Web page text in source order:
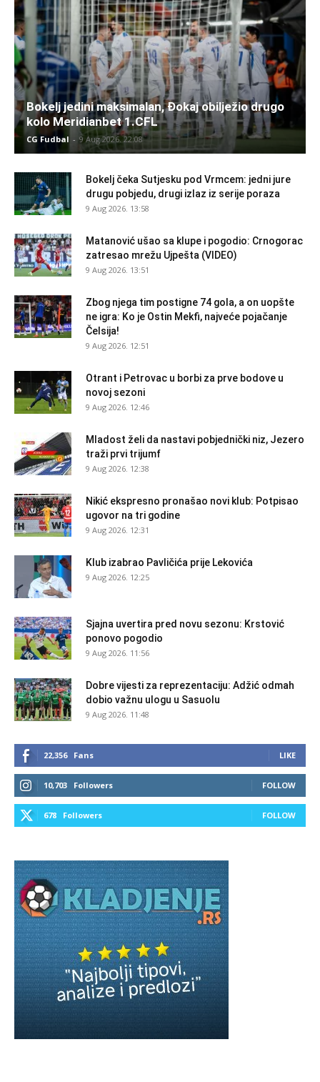
Bokelj jedini maksimalan, Đokaj obilježio drugo
kolo Meridianbet 1.CFL
CG Fudbal - 9 Aug 2026. 22:08
Bokelj čeka Sutjesku pod Vrmcem: jedni jure
drugu pobjedu, drugi izlaz iz serije poraza
9 Aug 2026. 13:58
Matanović ušao sa klupe i pogodio: Crnogorac
zatresao mrežu Ujpešta (VIDEO)
9 Aug 2026. 13:51
Zbog njega tim postigne 74 gola, a on uopšte
ne igra: Ko je Ostin Mekfi, najveće pojačanje
Čelsija!
9 Aug 2026. 12:51
Otrant i Petrovac u borbi za prve bodove u
novoj sezoni
9 Aug 2026. 12:46
Mladost želi da nastavi pobjednički niz, Jezero
traži prvi trijumf
9 Aug 2026. 12:38
Nikić ekspresno pronašao novi klub: Potpisao
ugovor na tri godine
9 Aug 2026. 12:31
Klub izabrao Pavličića prije Lekovića
9 Aug 2026. 12:25
Sjajna uvertira pred novu sezonu: Krstović
ponovo pogodio
9 Aug 2026. 11:56
Dobre vijesti za reprezentaciju: Adžić odmah
dobio važnu ulogu u Sasuolu
9 Aug 2026. 11:48
22,356 Fans LIKE
10,703 Followers FOLLOW
678 Followers FOLLOW